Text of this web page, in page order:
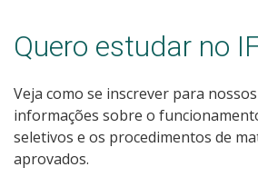
Quero estudar no
Veja como se inscrever para
informações sobre o
seletivos e os procedimentos de
aprovados.